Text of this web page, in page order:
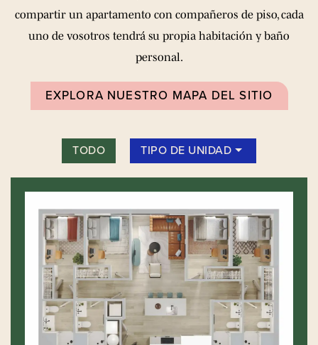
compartir un apartamento con compañeros de piso, cada
uno de vosotros tendrá su propia habitación y baño
personal.
EXPLORA NUESTRO MAPA DEL SITIO
TODO TIPO DE UNIDAD